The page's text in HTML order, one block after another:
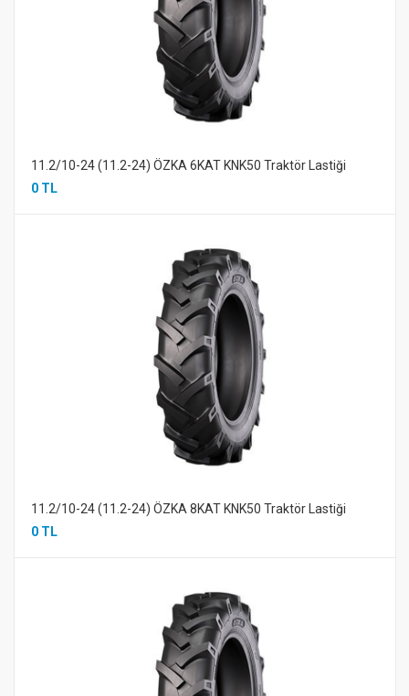
11.2/10-24 (11.2-24) ÖZKA 6KAT KNK50 Traktör Lastiği
0 TL
11.2/10-24 (11.2-24) ÖZKA 8KAT KNK50 Traktör Lastiği
0 TL